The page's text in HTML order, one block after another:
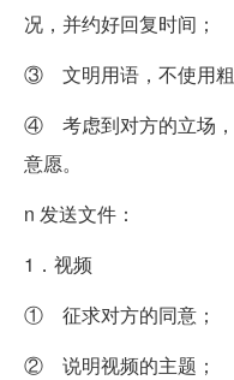
况，并约好回复时间；
③ 文明用语，不使用粗
④ 考虑到对方的立场，
意愿。
n 发送文件：
1．视频
① 征求对方的同意；
② 说明视频的主题；